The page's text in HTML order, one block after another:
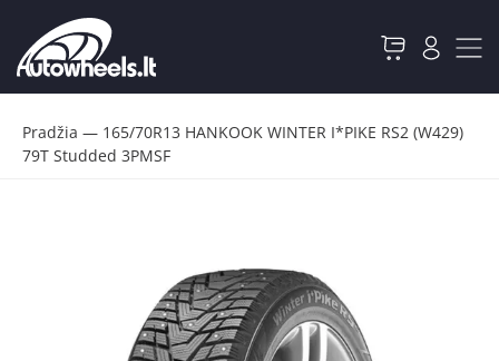
Pradžia — 165/70R13 HANKOOK WINTER I*PIKE RS2 (W429)
79T Studded 3PMSF